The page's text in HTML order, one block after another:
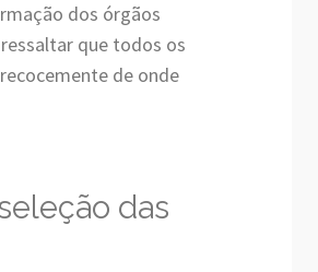
dos órgãos
que todos os
de onde
das